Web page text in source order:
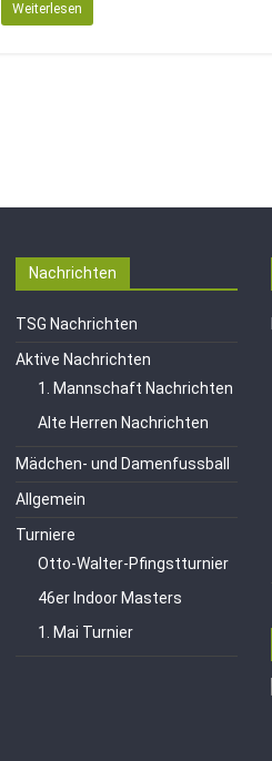
Weiterlesen
Nachrichten
TSG Nachrichten
Aktive Nachrichten
1. Mannschaft Nachrichten
Alte Herren Nachrichten
Mädchen- und Damenfussball
Allgemein
Turniere
Otto-Walter-Pfingstturnier
46er Indoor Masters
1. Mai Turnier